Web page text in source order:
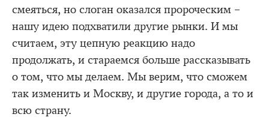
смеяться, но слоган оказался пророческим –
нашу идею подхватили другие рынки. И мы
считаем, эту цепную реакцию надо
продолжать, и стараемся больше рассказывать
о том, что мы делаем. Мы верим, что сможем
так изменить и Москву, и другие города, а то и
всю страну.